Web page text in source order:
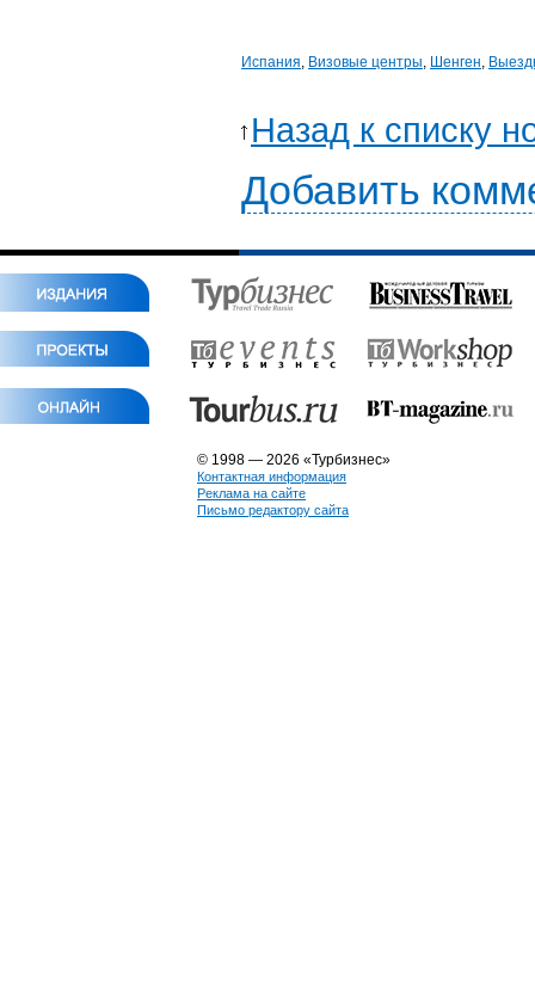
Испания, Визовые центры, Шенген,
Назад к списку
Добавить
© 1998 — 2026 «Турбизнес»
Контактная информация
Реклама на сайте
Письмо редактору сайта